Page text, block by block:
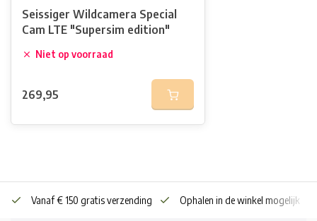
Seissiger Wildcamera Special
Cam LTE "Supersim edition"
Niet op voorraad
269,95
Vanaf € 150 gratis verzending Ophalen in de winkel mogelijk